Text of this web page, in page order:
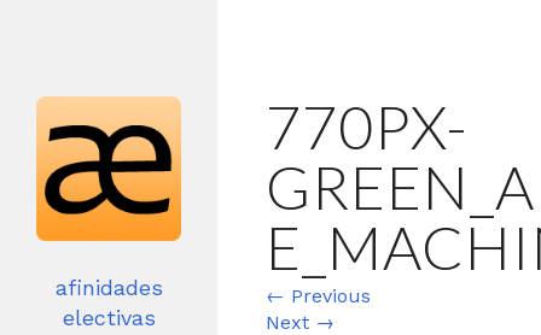
afinidades
electivas
770PX-
← Previous
Next →